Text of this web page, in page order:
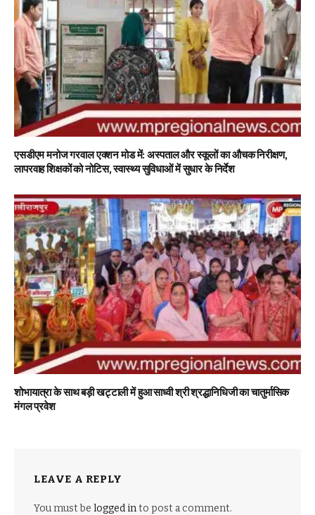
एसडीएम मनोज गरवाल एक्शन मोड में: अस्पताल और स्कूलों का औचक निरीक्षण,
लापरवाह शिक्षकों को नोटिस, स्वास्थ्य सुविधाओं में सुधार के निर्देश
शोभायात्रा के साथ बड़ी खट्टाली में हुआ साध्वी श्री श्रद्धानिधिजी का चातुर्मासिक
मंगल प्रवेश
LEAVE A REPLY
You must be logged into post a comment.